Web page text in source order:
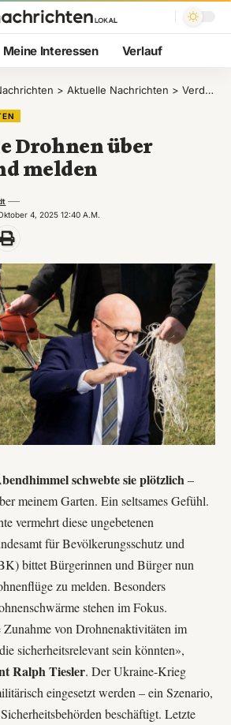
Meine Interessen Verlauf
> Aktuelle Nachrichten > Verdächtige Drohnen über Deutschland melden
Drohnen über
melden
4, 2025 12:40 A.m.
schwebte sie plötzlich–
meinem Garten. Ein seltsames Gefühl.
vermehrt diese ungebetenen
für Bevölkerungsschutz und
bittet Bürgerinnen und Bürger nun
zu melden. Besonders
stehen im Fokus.
von Drohnenaktivitäten im
sicherheitsrelevant sein könnten»,
Ralph Tiesler. Der Ukraine-Krieg
eingesetzt werden – ein Szenario,
beschäftigt. Letzte